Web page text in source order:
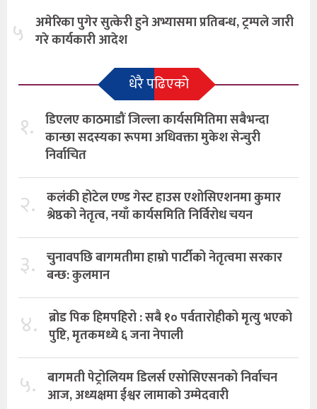
५ अमेरिका पुगेर सुत्केरी हुने अभ्यासमा प्रतिबन्ध, ट्रम्पले जारी
गरे कार्यकारी आदेश
धेरै पढिएको
१. डिएलए काठमाडौं जिल्ला कार्यसमितिमा सबैभन्दा
कान्छा सदस्यका रूपमा अधिवक्ता मुकेश सेन्चुरी
निर्वाचित
२. कलंकी होटेल एण्ड गेस्ट हाउस एशोसिएशनमा कुमार
श्रेष्ठको नेतृत्व, नयाँ कार्यसमिति निर्विरोध चयन
३. चुनावपछि बागमतीमा हाम्राे पार्टीको नेतृत्वमा सरकार
बन्छ: कुलमान
४. ब्रोड पिक हिमपहिरो : सबै १० पर्वतारोहीको मृत्यु भएको
पुष्टि, मृतकमध्ये ६ जना नेपाली
५. बागमती पेट्रोलियम डिलर्स एसोसिएसनको निर्वाचन
आज, अध्यक्षमा ईश्वर लामाको उम्मेदवारी